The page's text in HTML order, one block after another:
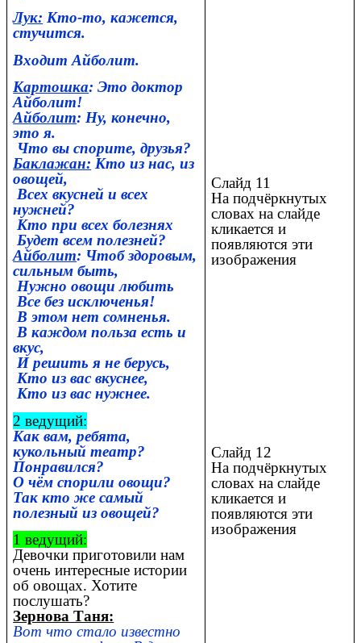
Лук: Кто-то, кажется,
стучится.
Входит Айболит.
Картошка: Это доктор
Айболит!
Айболит: Ну, конечно,
это я.
Что вы спорите, друзья?
Баклажан: Кто из нас, из
овощей,
Всех вкусней и всех
нужней?
Кто при всех болезнях
Будет всем полезней?
Айболит: Чтоб здоровым,
сильным быть,
Нужно овощи любить
Все без исключенья!
В этом нет сомненья.
В каждом польза есть и
вкус,
И решить я не берусь,
Кто из вас вкуснее,
Кто из вас нужнее.
2 ведущий:
Как вам, ребята,
кукольный театр?
Понравился?
О чём спорили овощи?
Так кто же самый
полезный из овощей?
1 ведущий:
Девочки приготовили нам
очень интересные истории
об овощах. Хотите
послушать?
Зернова Таня:
Вот что стало известно
Слайд 11
На подчёркнутых
словах на слайде
кликается и
появляются эти
изображения
Слайд 12
На подчёркнутых
словах на слайде
кликается и
появляются эти
изображения